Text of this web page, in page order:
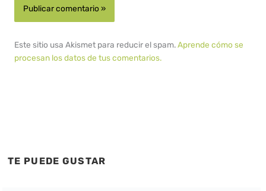
Este sitio usa Akismet para reducir el spam.Aprende cómo se
procesan los datos de tus comentarios.
TE PUEDE GUSTAR